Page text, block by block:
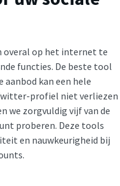
overal op het internet te
functies. De beste tool
kan een hele
profiel niet verliezen
we zorgvuldig vijf van de
proberen. Deze tools
en nauwkeurigheid bij